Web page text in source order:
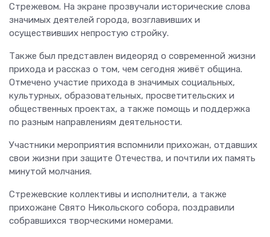
Стрежевом. На экране прозвучали исторические слова
значимых деятелей города, возглавивших и
осуществивших непростую стройку.
Также был представлен видеоряд о современной жизни
прихода и рассказ о том, чем сегодня живёт община.
Отмечено участие прихода в значимых социальных,
культурных, образовательных, просветительских и
общественных проектах, а также помощь и поддержка
по разным направлениям деятельности.
Участники мероприятия вспомнили прихожан, отдавших
свои жизни при защите Отечества, и почтили их память
минутой молчания.
Стрежевские коллективы и исполнители, а также
прихожане Свято Никольского собора, поздравили
собравшихся творческими номерами.